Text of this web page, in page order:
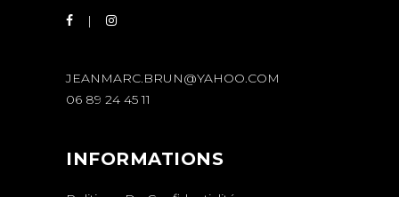
JEANMARC.BRUN@YAHOO.COM
06 89 24 45 11
INFORMATIONS